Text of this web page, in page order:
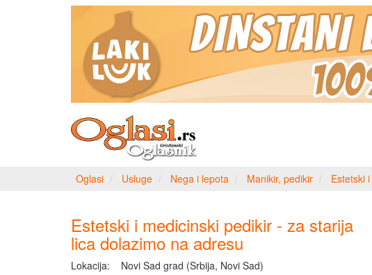
Oglasi Usluge Nega i lepota Manikir, pedikir Estetski
Estetski i medicinski pedikir - za starija
lica dolazimo na adresu
Lokacija: Novi Sad grad (Srbija, Novi Sad)